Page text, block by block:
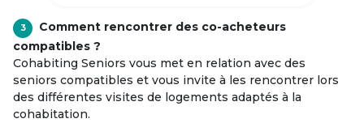
3
Comment rencontrer des co-acheteurs
compatibles ?
Cohabiting Seniors vous met en relation avec des
seniors compatibles et vous invite à les rencontrer lors
des différentes visites de logements adaptés à la
cohabitation.